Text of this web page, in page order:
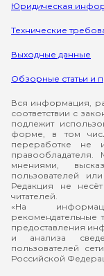
Юридическая
Технические
Выходные данные
Обзорные статьи и
Вся информация,
соответствии с
подлежит
форме, в том
переработке не
мнениями,
пользователей
Редакция не несёт
читателей.
«На
рекомендательные
предоставления
и анализа
пользователей
Российской